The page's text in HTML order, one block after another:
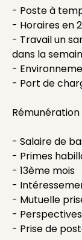
- Poste à
- Horaires en
- Travail un
dans la
-
- Port de
- Salaire de
- Primes
- 13ème mois
-
- Mutuelle
-
- Prise de